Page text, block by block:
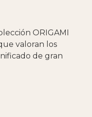
ORIGAMI
valoran los
de gran